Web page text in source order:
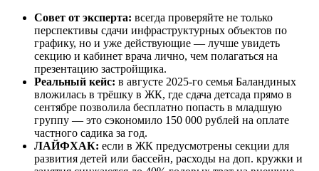
Совет от эксперта: всегда проверяйте не только
перспективы сдачи инфраструктурных объектов по
графику, но и уже действующие — лучше увидеть
секцию и кабинет врача лично, чем полагаться на
презентацию застройщика.
Реальный кейс: в августе 2025-го семья Баландиных
вложилась в трёшку в ЖК, где сдача детсада прямо в
сентябре позволила бесплатно попасть в младшую
группу — это сэкономило 150 000 рублей на оплате
частного садика за год.
ЛАЙФХАК: если в ЖК предусмотрены секции для
развития детей или бассейн, расходы на доп. кружки и